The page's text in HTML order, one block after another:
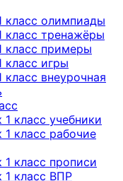
класс олимпиады
класс тренажёры
класс примеры
класс игры
класс внеурочная
класс учебники
1 класс рабочие
1 класс прописи
1 класс ВПР